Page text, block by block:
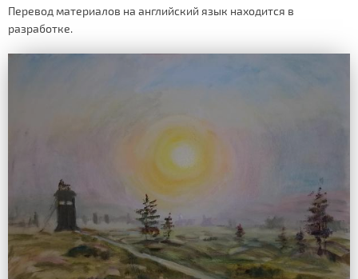
Перевод материалов на английский язык находится в
разработке.